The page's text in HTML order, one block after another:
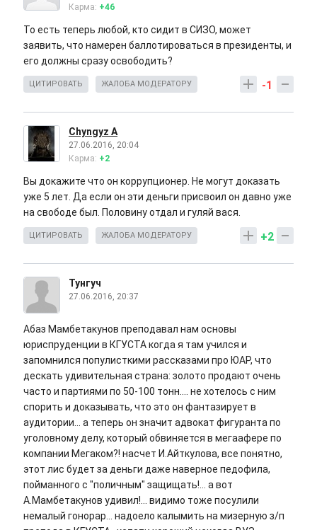
Карма: +46
То есть теперь любой, кто сидит в СИЗО, может
заявить, что намерен баллотироваться в президенты, и
его должны сразу освободить?
-1
ЦИТИРОВАТЬ ЖАЛОБА МОДЕРАТОРУ
Chyngyz А
27.06.2016, 20:04
Карма: +2
Вы докажите что он коррупционер. Не могут доказать
уже 5 лет. Да если он эти деньги присвоил он давно уже
на свободе был. Половину отдал и гуляй вася.
+2
ЦИТИРОВАТЬ ЖАЛОБА МОДЕРАТОРУ
Тунгуч
27.06.2016, 20:37
Абаз Мамбетакунов преподавал нам основы
юриспруденции в КГУСТА когда я там учился и
запомнился популисткими рассказами про ЮАР, что
дескать удивительная страна: золото продают очень
часто и партиями по 50-100 тонн.... не хотелось с ним
спорить и доказывать, что это он фантазирует в
аудитории... а теперь он значит адвокат фигуранта по
уголовному делу, который обвиняется в мегаафере по
компании Мегаком?! насчет И.Айткулова, все понятно,
этот лис будет за деньги даже наверное педофила,
пойманного с "поличным" защищать!... а вот
А.Мамбетакунов удивил!... видимо тоже посулили
немалый гонорар... надоело калымить на мизерную з/п